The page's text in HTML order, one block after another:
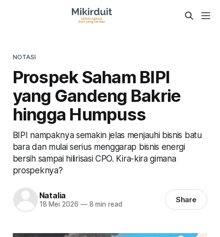
NOTASI
Prospek Saham BIPI
yang Gandeng Bakrie
hingga Humpuss
BIPI nampaknya semakin jelas menjauhi bisnis batu
bara dan mulai serius menggarap bisnis energi
bersih sampai hilirisasi CPO. Kira-kira gimana
prospeknya?
Natalia
18 Mei 2026 —8 min read Share